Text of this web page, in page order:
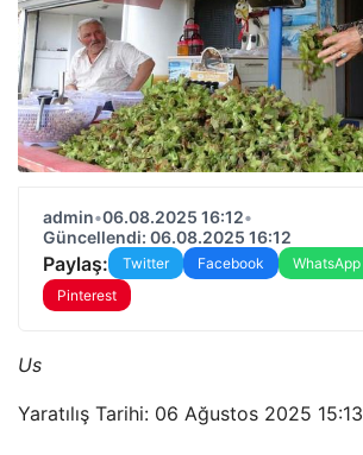
admin•06.08.2025 16:12•
Güncellendi: 06.08.2025 16:12
Paylaş: Twitter Facebook WhatsApp
Pinterest
Us
Yaratılış Tarihi: 06 Ağustos 2025 15:13